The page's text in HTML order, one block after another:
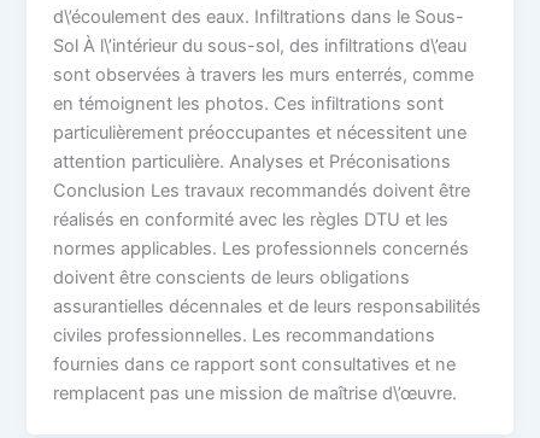
d\’écoulement des eaux. Infiltrations dans le Sous-
Sol À l\’intérieur du sous-sol, des infiltrations d\’eau
sont observées à travers les murs enterrés, comme
en témoignent les photos. Ces infiltrations sont
particulièrement préoccupantes et nécessitent une
attention particulière. Analyses et Préconisations
Conclusion Les travaux recommandés doivent être
réalisés en conformité avec les règles DTU et les
normes applicables. Les professionnels concernés
doivent être conscients de leurs obligations
assurantielles décennales et de leurs responsabilités
civiles professionnelles. Les recommandations
fournies dans ce rapport sont consultatives et ne
remplacent pas une mission de maîtrise d\’œuvre.